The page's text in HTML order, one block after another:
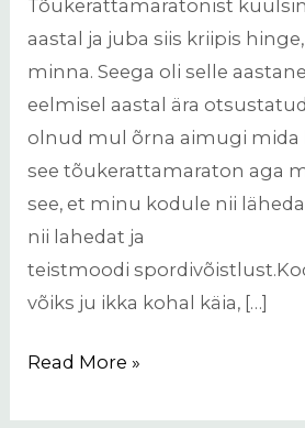
Tõukerattamaratonist
aastal ja juba siis kriipis
minna. Seega oli selle
eelmisel aastal ära
olnud mul õrna aimugi mida
see tõukerattamaraton aga
see, et minu kodule nii
nii lahedat ja
teistmoodi
võiks ju ikka kohal käia, […]
Read More »